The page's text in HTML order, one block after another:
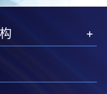
中心，以 VISA 或
业进修学院
港大学专业进修学院